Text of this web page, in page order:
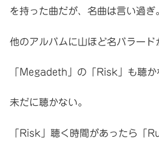
を持った曲だが、名曲は言い過ぎ
他のアルバムに山ほど名バラード
「Megadeth」の「Risk」も聴か
未だに聴かない。
「Risk」聴く時間があったら「